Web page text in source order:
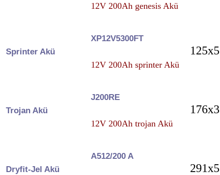
12V 200Ah genesis Akü
Sprinter Akü
XP12V5300FT
12V 200Ah sprinter Akü
Trojan Akü
J200RE
12V 200Ah trojan Akü
Dryfit-Jel Akü
A512/200 A